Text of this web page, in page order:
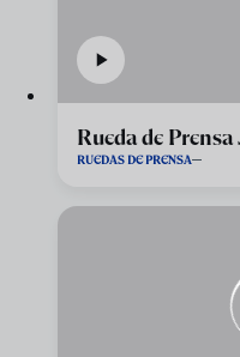
Rueda de
RUEDAS DE PRENSA